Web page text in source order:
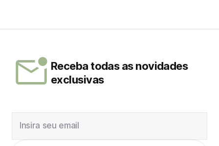
Receba todas as novidades
exclusivas
Insira seu email